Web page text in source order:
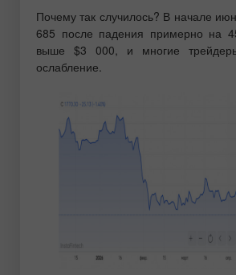
Почему так случилось? В начале
685 после падения примерно на
выше $3 000, и многие
ослабление.